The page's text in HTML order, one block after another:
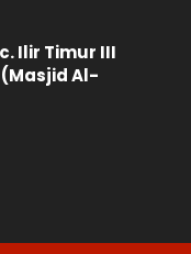
Ilir Timur III
Al-